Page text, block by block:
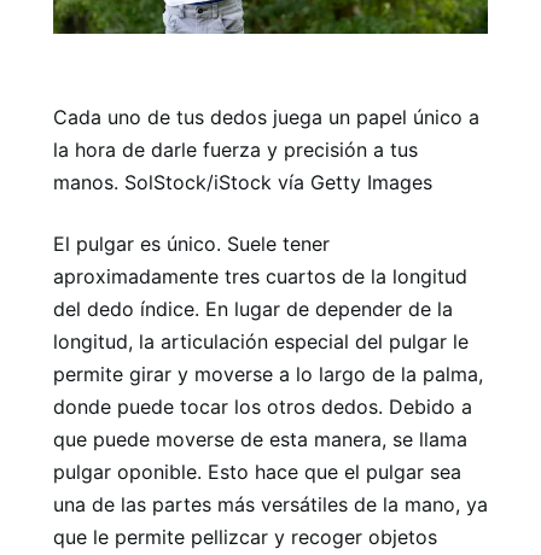
Cada uno de tus dedos juega un papel único a
la hora de darle fuerza y ​​precisión a tus
manos. SolStock/iStock vía Getty Images
El pulgar es único. Suele tener
aproximadamente tres cuartos de la longitud
del dedo índice. En lugar de depender de la
longitud, la articulación especial del pulgar le
permite girar y moverse a lo largo de la palma,
donde puede tocar los otros dedos. Debido a
que puede moverse de esta manera, se llama
pulgar oponible. Esto hace que el pulgar sea
una de las partes más versátiles de la mano, ya
que le permite pellizcar y recoger objetos